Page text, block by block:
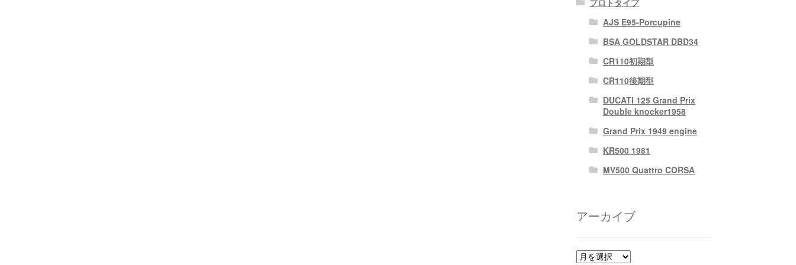
プロトタイプ
AJS E95-Porcupine
BSA GOLDSTAR DBD34
CR110初期型
CR110後期型
DUCATI 125 Grand Prix
Double knocker1958
Grand Prix 1949 engine
KR500 1981
MV500 Quattro CORSA
アーカイブ
ア